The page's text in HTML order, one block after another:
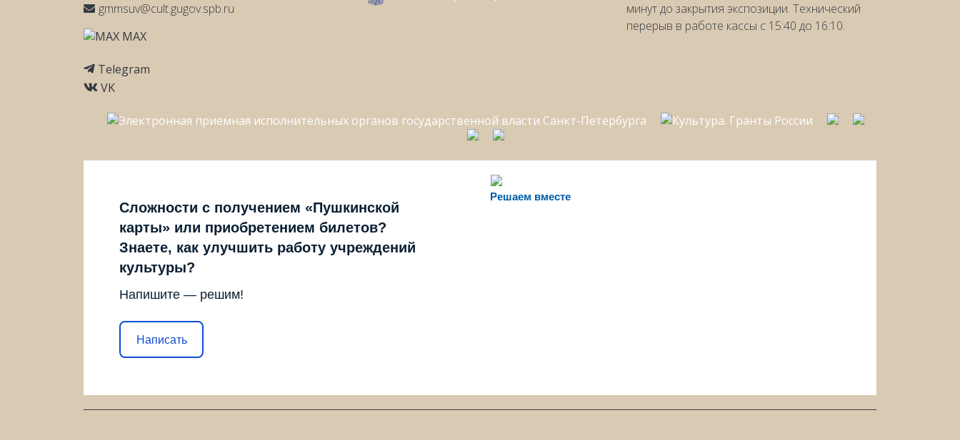
gmmsuv@cult.gugov.spb.ru
MAX
Telegram
VK
минут до закрытия экспозиции. Технический
перерыв в работе кассы с 15:40 до 16:10.
Решаем вместе
Сложности с получением «Пушкинской
карты» или приобретением билетов?
Знаете, как улучшить работу учреждений
культуры?
Напишите — решим!
Написать